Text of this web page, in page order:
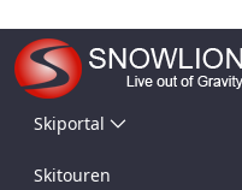
Skiportal
Skitouren